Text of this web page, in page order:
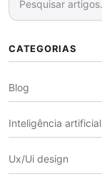
CATEGORIAS
Blog
Inteligência artificial
Ux/Ui design